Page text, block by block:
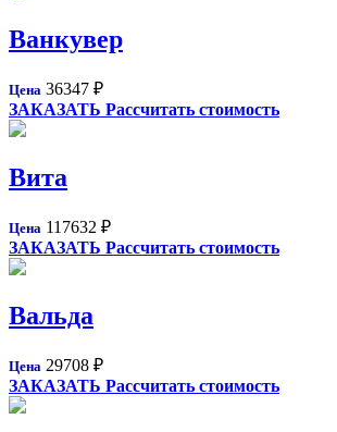
Ванкувер
Цена 36347 ₽
ЗАКАЗАТЬ Рассчитать стоимость
Вита
Цена 117632 ₽
ЗАКАЗАТЬ Рассчитать стоимость
Вальда
Цена 29708 ₽
ЗАКАЗАТЬ Рассчитать стоимость